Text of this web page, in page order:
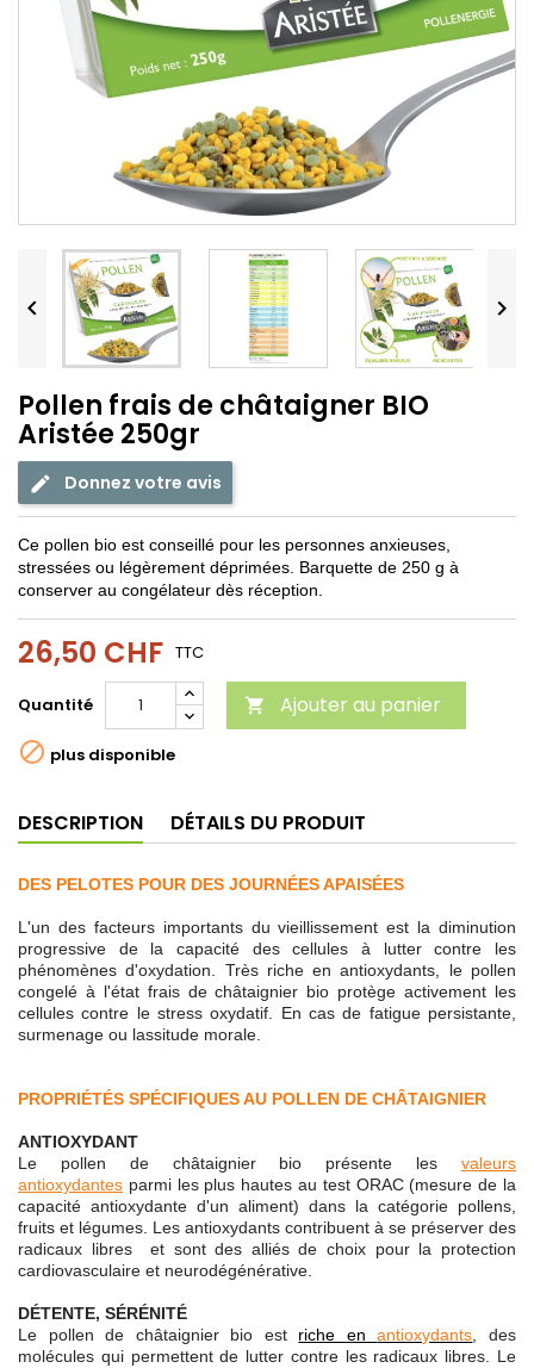
 
Pollen frais de châtaigner BIO
Aristée 250gr
Donnez votre avis
Ce pollen bio est conseillé pour les personnes anxieuses,
stressées ou légèrement déprimées. Barquette de 250 g à
conserver au congélateur dès réception.
26,50 CHF TTC
Quantité  Ajouter au panier
 plus disponible
DESCRIPTION DÉTAILS DU PRODUIT
DES PELOTES POUR DES JOURNÉES APAISÉES
L'un des facteurs importants du vieillissement est la diminution
progressive de la capacité des cellules à lutter contre les
phénomènes d'oxydation. Très riche en antioxydants, le pollen
congelé à l'état frais de châtaignier bio protège activement les
cellules contre le stress oxydatif. En cas de fatigue persistante,
surmenage ou lassitude morale.
PROPRIÉTÉS SPÉCIFIQUES AU POLLEN DE CHÂTAIGNIER
ANTIOXYDANT
Le pollen de châtaignier bio présente les valeurs
antioxydantes parmi les plus hautes au test ORAC (mesure de la
capacité antioxydante d'un aliment) dans la catégorie pollens,
fruits et légumes. Les antioxydants contribuent à se préserver des
radicaux libres et sont des alliés de choix pour la protection
cardiovasculaire et neurodégénérative.
DÉTENTE, SÉRÉNITÉ
Le pollen de châtaignier bio est riche enantioxydants , des
molécules qui permettent de lutter contre les radicaux libres. Le